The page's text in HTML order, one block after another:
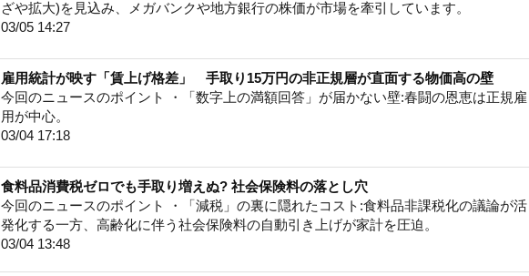
ざや拡大)を見込み、メガバンクや地方銀行の株価が市場を牽引しています。
03/05 14:27
雇用統計が映す「賃上げ格差」 手取り15万円の非正規層が直面する物価高の壁
今回のニュースのポイント ・「数字上の満額回答」が届かない壁:春闘の恩恵は正規雇
用が中心。
03/04 17:18
食料品消費税ゼロでも手取り増えぬ? 社会保険料の落とし穴
今回のニュースのポイント ・「減税」の裏に隠れたコスト:食料品非課税化の議論が活
発化する一方、高齢化に伴う社会保険料の自動引き上げが家計を圧迫。
03/04 13:48